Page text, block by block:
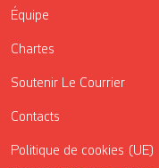
Équipe
Chartes
Soutenir Le Courrier
Contacts
Politique de cookies (UE)